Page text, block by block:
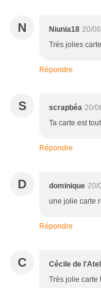
N Niunia18 20/
Très jolies
Répondre
S scrapbéa 20/
Ta carte est
Répondre
D dominique 20/
une jolie carte
Répondre
C Cécile de
Très jolie carte